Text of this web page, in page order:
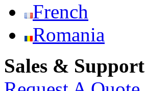
French
Romania
Sales & Support